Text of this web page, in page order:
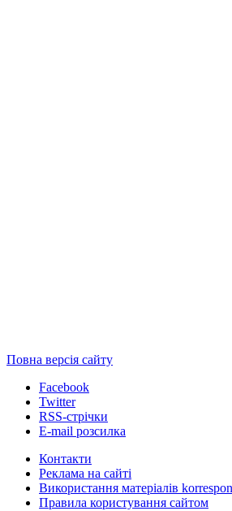
Повна версія сайту
Facebook
Twitter
RSS-стрічки
E-mail розсилка
Контакти
Реклама на сайті
Використання матеріалів
Правила користування сайтом